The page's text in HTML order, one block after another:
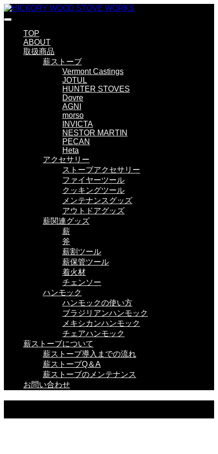
TOP
ABOUT
取扱商品
薪ストーブ
Vermont Castings
JOTUL
HUNTER STOVES
Dovre
AGNI
morso
INVICTA
NESTOR MARTIN
PECAN
Heta
アクセサリー
ストーブアクセサリー
ファイヤーツール
クッキングツール
メンテナンスグッズ
アウトドアグッズ
薪関連グッズ
薪
斧
薪割ツール
薪保管ツール
着火材
チェンソー
ハンモック
ハンモックの使い方
ブラジリアンハンモック
メキシカンハンモック
チェアハンモック
薪ストーブについて
薪ストーブ導入までの流れ
薪ストーブQ＆A
薪ストーブのメンテナンス
お問い合わせ